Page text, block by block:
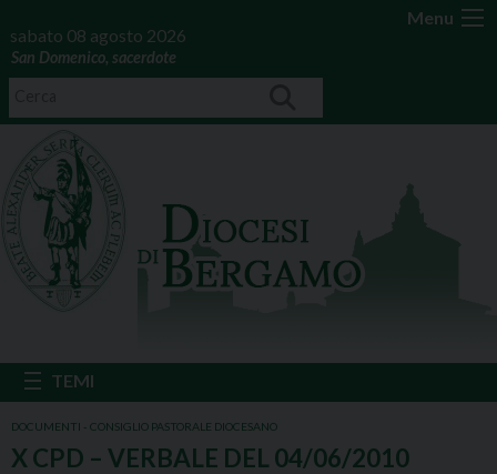
Menu
sabato 08 agosto 2026
San Domenico, sacerdote
DOCUMENTI - CONSIGLIO PASTORALE DIOCESANO
X CPD – VERBALE DEL 04/06/2010